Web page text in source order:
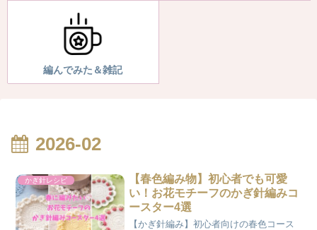
編んでみた＆雑記
2026-02
かぎ針レシピ
【春色編み物】初心者でも可愛
い！お花モチーフのかぎ針編みコ
ースター4選
【かぎ針編み】初心者向けの春色コース